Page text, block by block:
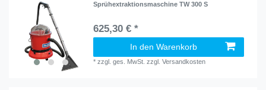
Sprühextraktionsmaschine TW 300 S
625,30 € *
In den Warenkorb
*zzgl. ges. MwSt. zzgl.Versandkosten